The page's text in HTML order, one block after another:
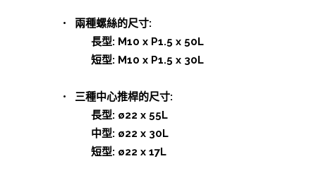
• 兩種螺絲的尺寸:
長型: M10 x P1.5 x 50L
短型: M10 x P1.5 x 30L
• 三種中心推桿的尺寸:
長型: ø22 x 55L
中型: ø22 x 30L
短型: ø22 x 17L